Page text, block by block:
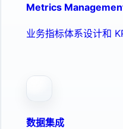
Metrics
业务指标体系设计和
数据集成